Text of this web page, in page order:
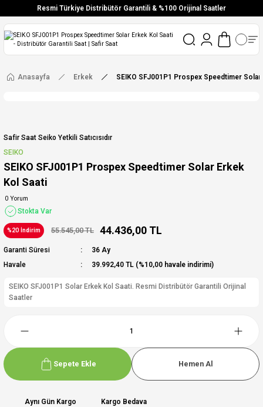
Resmi Türkiye Distribütör Garantili & %100 Orijinal Saatler
Vade Farksız 6 Taksit
Aynı Gün Stoktan Gönderim
Ücretsiz Kargo
Anasayfa Erkek SEIKO SFJ001P1 Prospex Speedtimer
Safir Saat Seiko Yetkili Satıcısıdır
SEIKO
SEIKO SFJ001P1 Prospex Speedtimer Solar Erkek
Kol Saati
0 Yorum
Stokta Var
%20 İndirim 55.545,00 TL 44.436,00 TL
Garanti Süresi
36 Ay
Havale
39.992,40 TL (%10,00 havale indirimi)
SEIKO SFJ001P1 Solar Erkek Kol Saati. Resmi Distribütör Garantili Orijinal
Saatler
Sepete Ekle Hemen Al
Aynı Gün Kargo Kargo Bedava